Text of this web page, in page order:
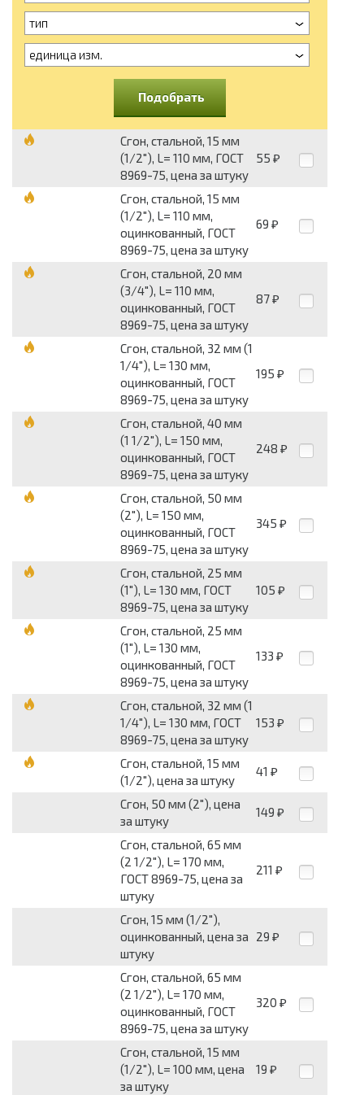
тип
единица изм.
Подобрать
Сгон, стальной, 15 мм
(1/2"), L= 110 мм, ГОСТ
8969-75, цена за штуку
55 ₽
Сгон, стальной, 15 мм
(1/2"), L= 110 мм,
оцинкованный, ГОСТ
8969-75, цена за штуку
69 ₽
Сгон, стальной, 20 мм
(3/4"), L= 110 мм,
оцинкованный, ГОСТ
8969-75, цена за штуку
87 ₽
Сгон, стальной, 32 мм (1
1/4"), L= 130 мм,
оцинкованный, ГОСТ
8969-75, цена за штуку
195 ₽
Сгон, стальной, 40 мм
(1 1/2"), L= 150 мм,
оцинкованный, ГОСТ
8969-75, цена за штуку
248 ₽
Сгон, стальной, 50 мм
(2"), L= 150 мм,
оцинкованный, ГОСТ
8969-75, цена за штуку
345 ₽
Сгон, стальной, 25 мм
(1"), L= 130 мм, ГОСТ
8969-75, цена за штуку
105 ₽
Сгон, стальной, 25 мм
(1"), L= 130 мм,
оцинкованный, ГОСТ
8969-75, цена за штуку
133 ₽
Сгон, стальной, 32 мм (1
1/4"), L= 130 мм, ГОСТ
8969-75, цена за штуку
153 ₽
Сгон, стальной, 15 мм
(1/2"), цена за штуку
41 ₽
Сгон, 50 мм (2"), цена
за штуку
149 ₽
Сгон, стальной, 65 мм
(2 1/2"), L= 170 мм,
ГОСТ 8969-75, цена за
штуку
211 ₽
Сгон, 15 мм (1/2"),
оцинкованный, цена за
штуку
29 ₽
Сгон, стальной, 65 мм
(2 1/2"), L= 170 мм,
оцинкованный, ГОСТ
8969-75, цена за штуку
320 ₽
Сгон, стальной, 15 мм
(1/2"), L= 100 мм, цена
за штуку
19 ₽